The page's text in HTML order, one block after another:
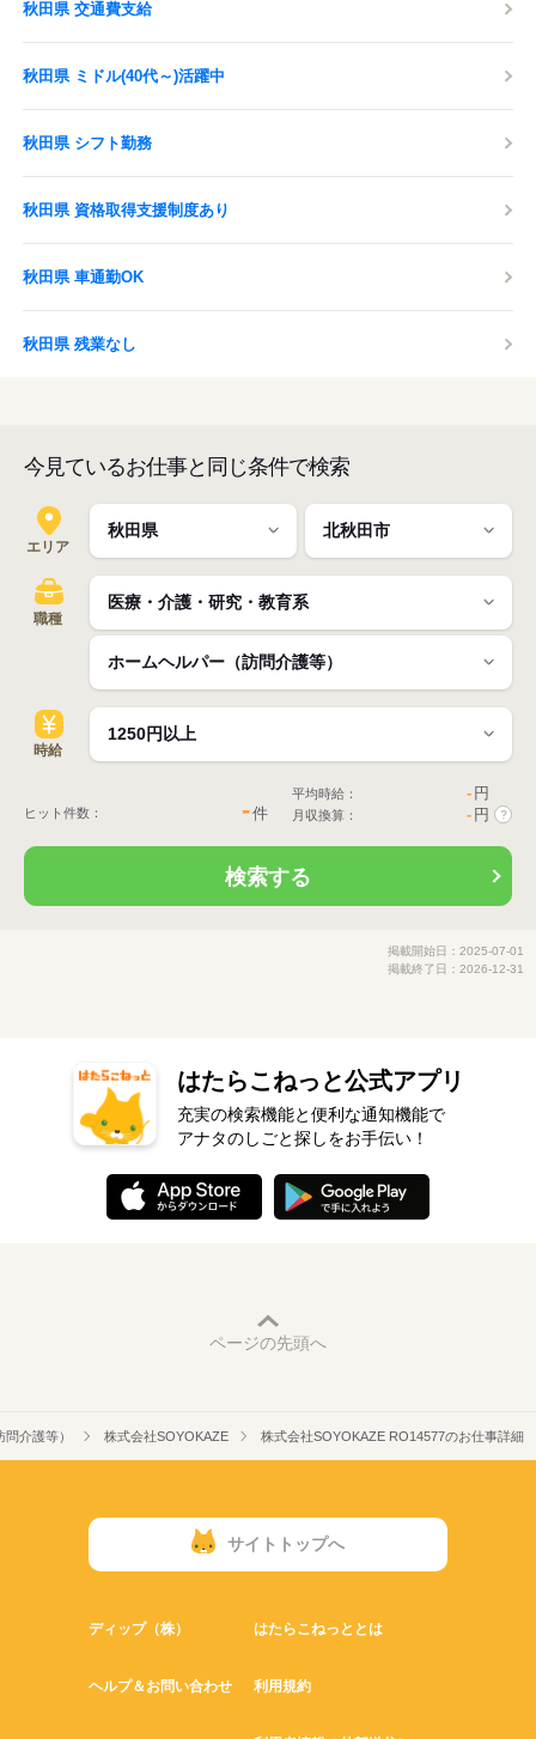
秋田県 交通費支給
秋田県 ミドル(40代～)活躍中
秋田県 シフト勤務
秋田県 資格取得支援制度あり
秋田県 車通勤OK
秋田県 残業なし
今見ているお仕事と同じ条件で検索
エリア
職種
時給
ヒット件数： -件
平均時給： - 円
月収換算： - 円 ?
検索する
掲載開始日：2025-07-01
掲載終了日：2026-12-31
はたらこねっと公式アプリ
充実の検索機能と便利な通知機能で
アナタのしごと探しをお手伝い！
ページの先頭へ
介護等） 株式会社SOYOKAZE 株式会社SOYOKAZE RO14577のお仕事詳細
サイトトップへ
ディップ（株） はたらこねっととは
ヘルプ＆お問い合わせ 利用規約